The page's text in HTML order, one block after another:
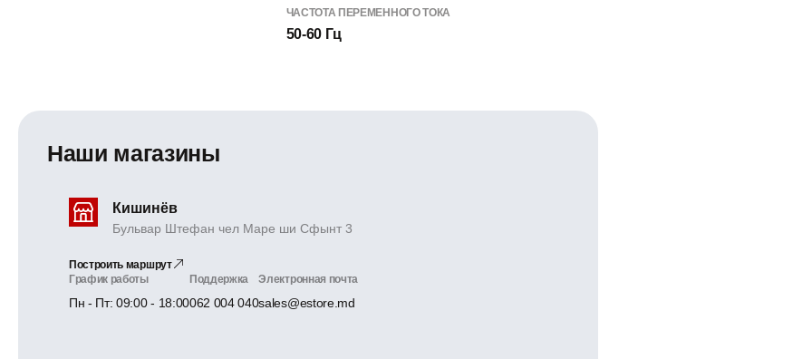
ЧАСТОТА ПЕРЕМЕННОГО ТОКА
50-60 Гц
Наши магазины
Кишинёв
Бульвар Штефан чел Маре ши Сфынт 3
Построить маршрут
График работы
Пн - Пт: 09:00 - 18:00
Поддержка
062 004 040
Электронная почта
sales@estore.md